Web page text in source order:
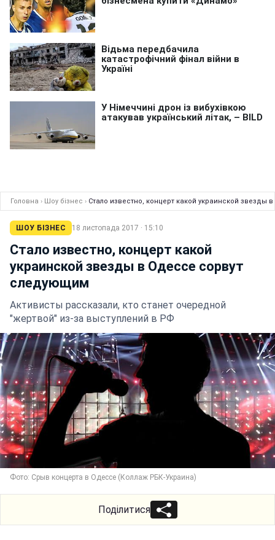
Головна › Шоу бізнес › Стало известно, концерт какой украинской звезды
ШОУ БІЗНЕС 18 листопада 2017 · 15:10
Стало известно, концерт какой
украинской звезды в Одессе сорвут
следующим
Активисты рассказали, кто станет очередной
"жертвой" из-за выступлений в РФ
Фото: Срыв концерта в Одессе (Коллаж РБК-Украина)
Поділитися